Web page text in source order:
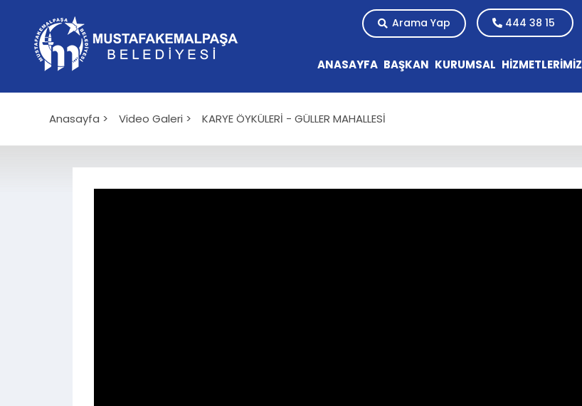
Arama Yap 444 38 15
ANASAYFA BAŞKAN KURUMSAL HİZMETLERİMİZ
Anasayfa > Video Galeri > KARYE ÖYKÜLERİ - GÜLLER MAHALLESİ